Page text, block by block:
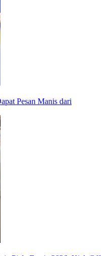
Pesan Manis dari